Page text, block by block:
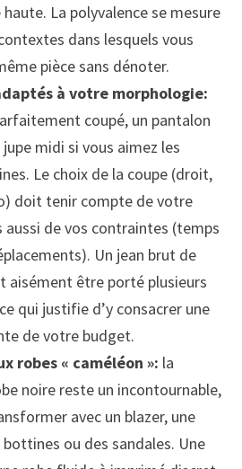
La polyvalence se mesure
dans lesquels vous
pièce sans dénoter.
à votre morphologie:
coupé, un pantalon
midi si vous aimez les
Le choix de la coupe (droit,
doit tenir compte de votre
de vos contraintes (temps
Un jean brut de
aisément être porté plusieurs
qui justifie d’y consacrer une
de votre budget.
robes « caméléon »: la
noire reste un incontournable,
avec un blazer, une
ou des sandales. Une